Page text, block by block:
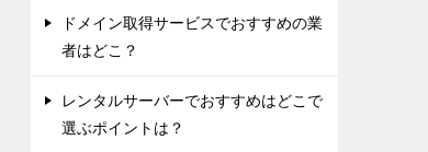
ドメイン取得サービスでおすすめの業
者はどこ？
レンタルサーバーでおすすめはどこで
選ぶポイントは？